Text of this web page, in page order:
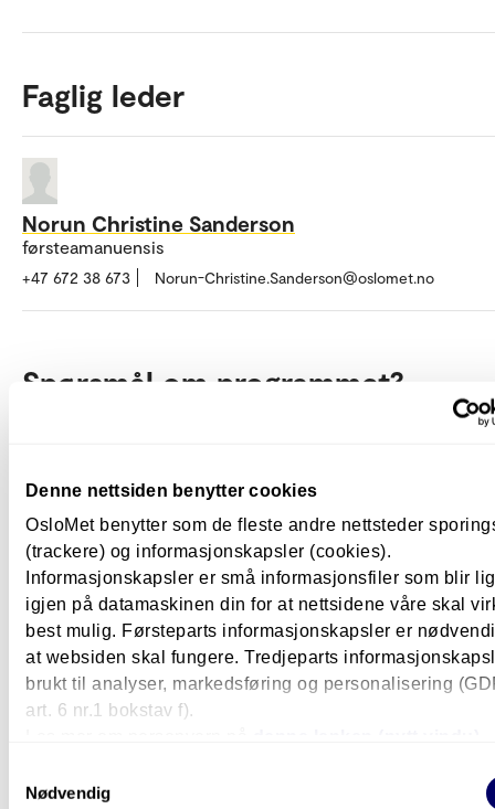
Denne nettsiden benytter cookies
OsloMet benytter som de fleste andre nettsteder
(trackere) og informasjonskapsler (cookies).
Informasjonskapsler er små informasjonsfiler som blir
igjen på datamaskinen din for at nettsidene våre skal
best mulig. Førsteparts informasjonskapsler er
at websiden skal fungere. Tredjeparts
brukt til analyser, markedsføring og personalisering
art. 6 nr.1 bokstav f).
Nødvendig
Faglig leder
Norun Christine Sanderson
førsteamanuensis
+47 672 38 673 Norun-Christine.Sanderson@oslomet.no
Spørsmål om programmet?
Mer om forskerutdanning ved
OsloMet
Informasjon om forskerutdanning ved OsloMet
(ansatt.oslomet.no)
Ressursside for ph.d.-kandidater på Fakultet for
teknologi, kunst og design (ansatt.oslomet.no)
PhD on track (phdontrack.net)